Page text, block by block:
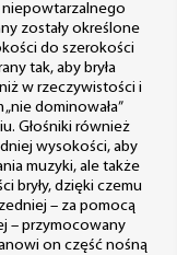
niepowtarzalnego
zostały określone
do szerokości
tak, aby bryła
w rzeczywistości i
dominowała”
Głośniki również
wysokości, aby
muzyki, ale także
bryły, dzięki czemu
– za pomocą
– przymocowany
on część nośną